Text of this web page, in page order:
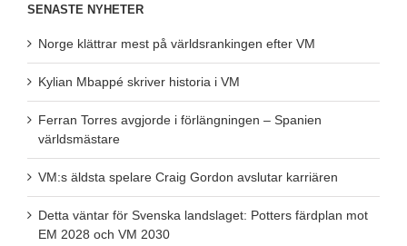
SENASTE NYHETER
Norge klättrar mest på världsrankingen efter VM
Kylian Mbappé skriver historia i VM
Ferran Torres avgjorde i förlängningen – Spanien
världsmästare
VM:s äldsta spelare Craig Gordon avslutar karriären
Detta väntar för Svenska landslaget: Potters färdplan mot
EM 2028 och VM 2030